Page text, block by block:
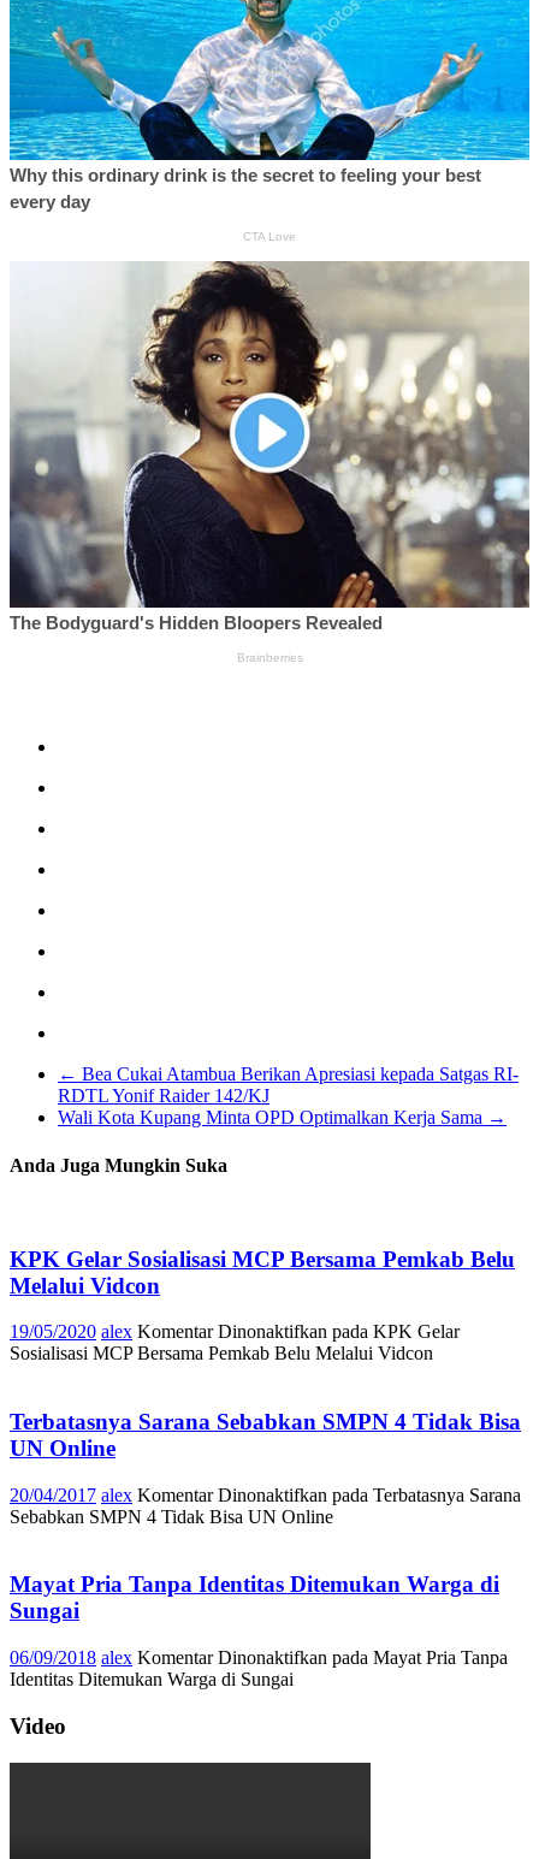
← Bea Cukai Atambua Berikan Apresiasi kepada Satgas RI-
RDTL Yonif Raider 142/KJ
Wali Kota Kupang Minta OPD Optimalkan Kerja Sama →
Anda Juga Mungkin Suka
KPK Gelar Sosialisasi MCP Bersama Pemkab Belu
Melalui Vidcon
19/05/2020 alex Komentar Dinonaktifkan pada KPK Gelar
Sosialisasi MCP Bersama Pemkab Belu Melalui Vidcon
Terbatasnya Sarana Sebabkan SMPN 4 Tidak Bisa
UN Online
20/04/2017 alex Komentar Dinonaktifkan pada Terbatasnya Sarana
Sebabkan SMPN 4 Tidak Bisa UN Online
Mayat Pria Tanpa Identitas Ditemukan Warga di
Sungai
06/09/2018 alex Komentar Dinonaktifkan pada Mayat Pria Tanpa
Identitas Ditemukan Warga di Sungai
Video